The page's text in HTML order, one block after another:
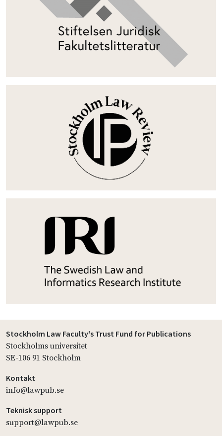
Stockholm Law Faculty's Trust Fund for Publications
Stockholms universitet
SE-106 91 Stockholm
Kontakt
info@lawpub.se
Teknisk support
support@lawpub.se